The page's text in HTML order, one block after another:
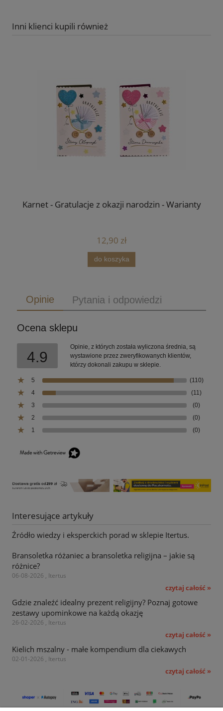
Inni klienci kupili również
Karnet - Gratulacje z okazji narodzin - Warianty
12,90 zł
do koszyka
Opinie Pytania i odpowiedzi
Ocena sklepu
4.9
Opinie, z których została wyliczona średnia, są
wystawione przez zweryfikowanych klientów,
którzy dokonali zakupu w sklepie.
5
(110)
4
(11)
3
(0)
2
(0)
1
(0)
Interesujące artykuły
Źródło wiedzy i eksperckich porad w sklepie Itertus.
Bransoletka różaniec a bransoletka religijna – jakie są
różnice?
06-08-2026 , Itertus
czytaj całość »
Gdzie znaleźć idealny prezent religijny? Poznaj gotowe
zestawy upominkowe na każdą okazję
26-02-2026 , Itertus
czytaj całość »
Kielich mszalny - małe kompendium dla ciekawych
02-01-2026 , Itertus
czytaj całość »